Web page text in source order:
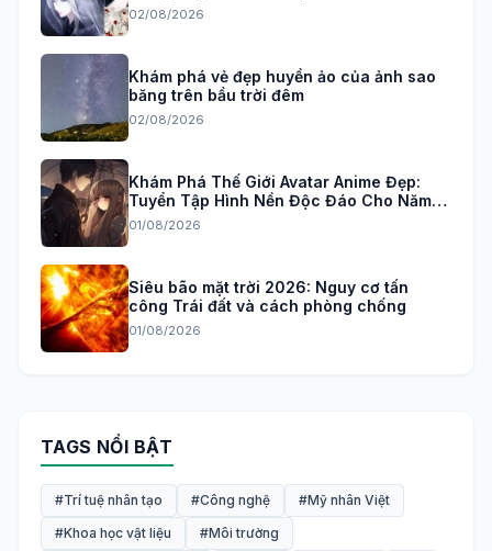
02/08/2026
Khám phá vẻ đẹp huyền ảo của ảnh sao
băng trên bầu trời đêm
02/08/2026
Khám Phá Thế Giới Avatar Anime Đẹp:
Tuyển Tập Hình Nền Độc Đáo Cho Năm
2026
01/08/2026
Siêu bão mặt trời 2026: Nguy cơ tấn
công Trái đất và cách phòng chống
01/08/2026
TAGS NỔI BẬT
#Trí tuệ nhân tạo #Công nghệ
#Mỹ nhân Việt
#Khoa học vật liệu
#Môi trường